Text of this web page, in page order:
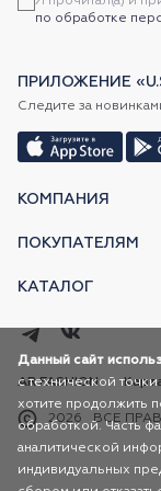
КОМПАНИЯ
ПОКУПАТЕЛЯМ
КАТАЛОГ
по обработке
ПРИЛОЖЕНИЕ
Следите за
2026 ВСЕ
AR FASHION
Данный сайт
с технической
хотите продолжить
обработкой. Часть
аналитической
индивидуальных